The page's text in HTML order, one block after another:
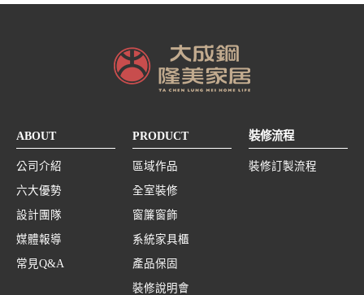
ABOUT
公司介紹
六大優勢
設計團隊
媒體報導
常見Q&A
PRODUCT
區域作品
全室裝修
窗簾窗飾
系統家具櫃
產品保固
裝修說明會
裝修流程
裝修訂製流程